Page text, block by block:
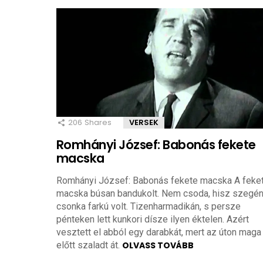
206 Shares VERSEK
Romhányi József: Babonás fekete
macska
Romhányi József: Babonás fekete macska A
macska búsan bandukolt. Nem csoda, hisz
csonka farkú volt. Tizenharmadikán, s persze
pénteken lett kunkori dísze ilyen éktelen. Azért
vesztett el abból egy darabkát, mert az úton maga
előtt szaladt át. OLVASS TOVÁBB